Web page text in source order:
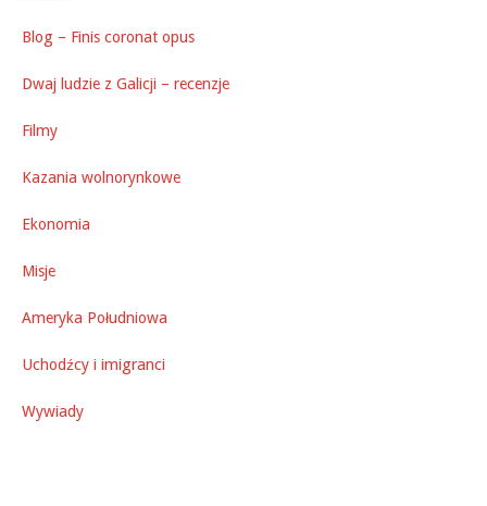
Blog – Finis coronat opus
Dwaj ludzie z Galicji – recenzje
Filmy
Kazania wolnorynkowe
Ekonomia
Misje
Ameryka Południowa
Uchodźcy i imigranci
Wywiady